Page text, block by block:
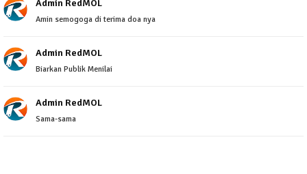
Admin RedMOL
Amin semogoga di terima doa nya
Admin RedMOL
Biarkan Publik Menilai
Admin RedMOL
Sama-sama